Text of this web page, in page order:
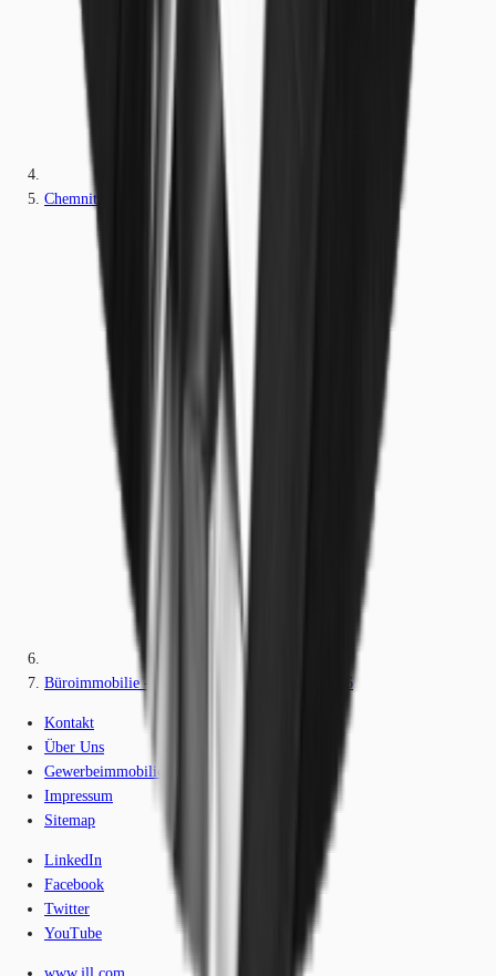
Chemnitz
Büroimmobilie - Chemnitz, Altchemnitz - B1906
Kontakt
Über Uns
Gewerbeimmobilien-Lexikon
Impressum
Sitemap
LinkedIn
Facebook
Twitter
YouTube